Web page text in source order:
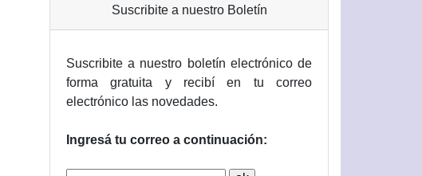
Suscribite a nuestro Boletín
Suscribite a nuestro boletín electrónico de
forma gratuita y recibí en tu correo
electrónico las novedades.
Ingresá tu correo a continuación: